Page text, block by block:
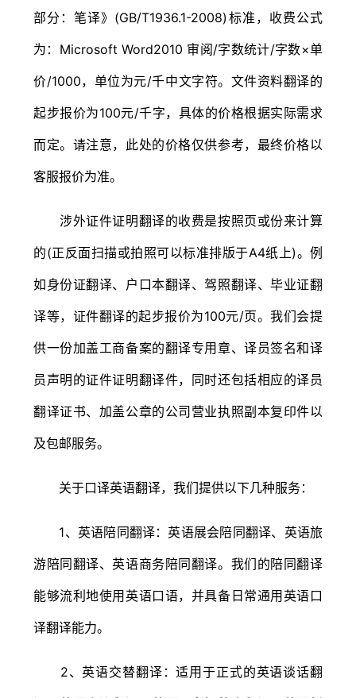
部分：笔译》(GB/T1936.1-2008)标准，收费公式
为：Microsoft Word2010 审阅/字数统计/字数×单
价/1000，单位为元/千中文字符。文件资料翻译的
起步报价为100元/千字，具体的价格根据实际需求
而定。请注意，此处的价格仅供参考，最终价格以
客服报价为准。
涉外证件证明翻译的收费是按照页或份来计算
的(正反面扫描或拍照可以标准排版于A4纸上)。例
如身份证翻译、户口本翻译、驾照翻译、毕业证翻
译等，证件翻译的起步报价为100元/页。我们会提
供一份加盖工商备案的翻译专用章、译员签名和译
员声明的证件证明翻译件，同时还包括相应的译员
翻译证书、加盖公章的公司营业执照副本复印件以
及包邮服务。
关于口译英语翻译，我们提供以下几种服务：
1、英语陪同翻译：英语展会陪同翻译、英语旅
游陪同翻译、英语商务陪同翻译。我们的陪同翻译
能够流利地使用英语口语，并具备日常通用英语口
译翻译能力。
2、英语交替翻译：适用于正式的英语谈话翻